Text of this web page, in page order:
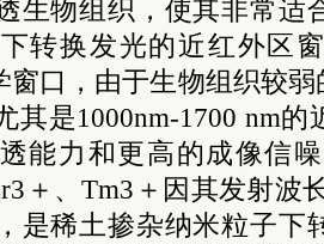
生物组织，使其非常适
转换发光的近红外区
窗口，由于生物组织较
其是1000nm-1700 nm
能力和更高的成像信
＋、Tm3＋因其发射波
是稀土掺杂纳米粒子下